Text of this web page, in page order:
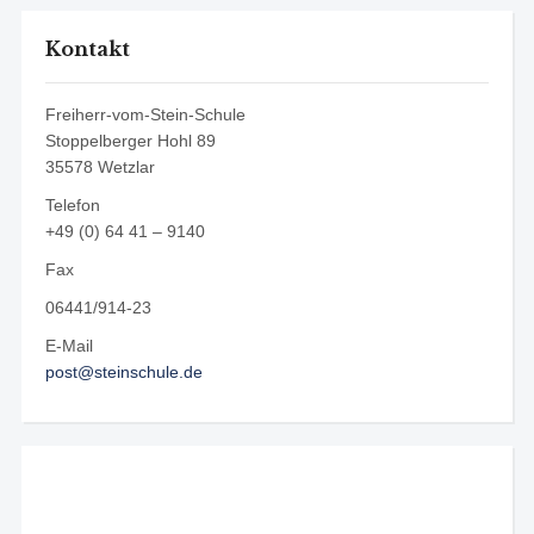
Kontakt
Freiherr-vom-Stein-Schule
Stoppelberger Hohl 89
35578 Wetzlar
Telefon
+49 (0) 64 41 – 9140
Fax
06441/914-23
E-Mail
post@steinschule.de